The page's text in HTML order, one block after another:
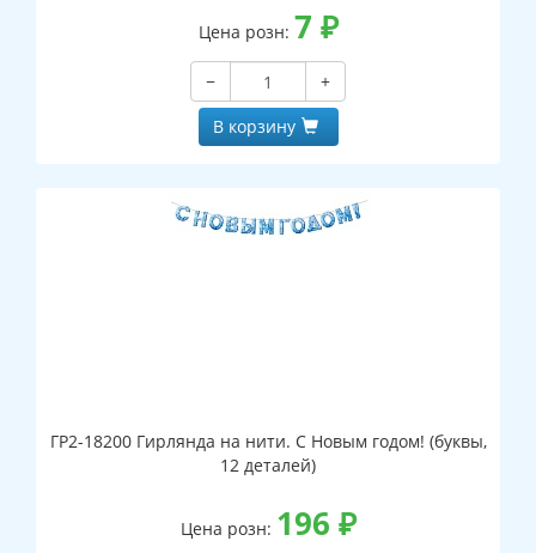
Цена розн: 7 ₽
−
+
В корзину
ГР2-18200 Гирлянда на нити. С Новым годом! (буквы,
12 деталей)
Цена розн: 196 ₽